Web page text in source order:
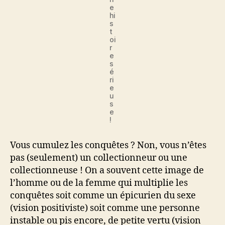
e
hi
s
t
oi
r
e
s
é
ri
e
u
s
e
!
Vous cumulez les conquêtes ? Non, vous n’êtes
pas (seulement) un collectionneur ou une
collectionneuse ! On a souvent cette image de
l’homme ou de la femme qui multiplie les
conquêtes soit comme un épicurien du sexe
(vision positiviste) soit comme une personne
instable ou pis encore, de petite vertu (vision